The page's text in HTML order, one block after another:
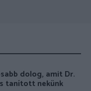
dolog, amit Dr.
tanított nekünk